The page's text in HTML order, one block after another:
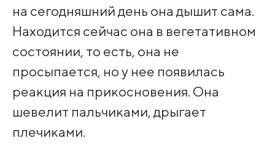
на сегодняшний день она дышит сама.
Находится сейчас она в вегетативном
состоянии, то есть, она не
просыпается, но у нее появилась
реакция на прикосновения. Она
шевелит пальчиками, дрыгает
плечиками.